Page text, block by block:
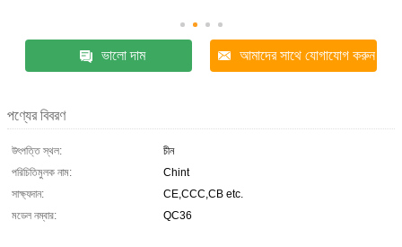
ভালো দাম আমাদের সাথে যোগাযোগ করুন
পণ্যের বিবরণ
উৎপত্তি স্থল:
চীন
পরিচিতিমুলক নাম:
Chint
সাক্ষ্যদান:
CE,CCC,CB etc.
মডেল নম্বার:
QC36